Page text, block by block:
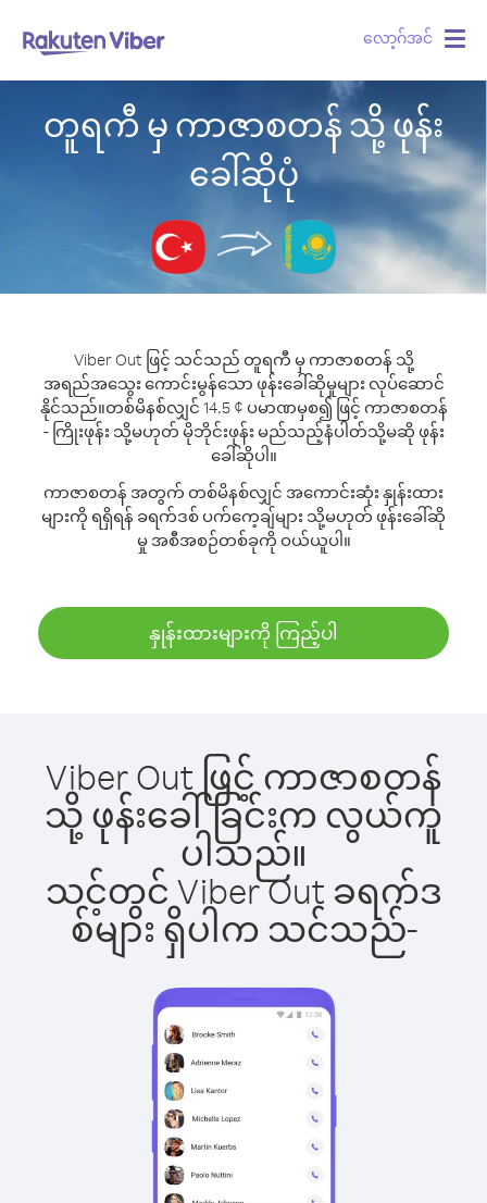
လော့ဂ်အင်
တူရကီ မှ ကာဇာစတန် သို့ ဖုန်း
ခေါ်ဆိုပုံ
Viber Out ဖြင့် သင်သည် တူရကီ မှ ကာဇာစတန် သို့
အရည်အသွေး ကောင်းမွန်သော ဖုန်းခေါ်ဆိုမှုများ လုပ်ဆောင်
နိုင်သည်။တစ်မိနစ်လျှင် 14.5 ¢ ပမာဏမှစ၍ ဖြင့် ကာဇာစတန်
- ကြိုးဖုန်း သို့မဟုတ် မိုဘိုင်းဖုန်း မည်သည့်နံပါတ်သို့မဆို ဖုန်း
ခေါ်ဆိုပါ။
ကာဇာစတန် အတွက် တစ်မိနစ်လျှင် အကောင်းဆုံး နှုန်းထား
များကို ရရှိရန် ခရက်ဒစ် ပက်ကေ့ချ်များ သို့မဟုတ် ဖုန်းခေါ်ဆို
မှု အစီအစဉ်တစ်ခုကို ဝယ်ယူပါ။
နှုန်းထားများကို ကြည့်ပါ
Viber Out ဖြင့် ကာဇာစတန်
သို့ ဖုန်းခေါ်ခြင်းက လွယ်ကူ
ပါသည်။
သင့်တွင် Viber Out ခရက်ဒ
စ်များ ရှိပါက သင်သည်-